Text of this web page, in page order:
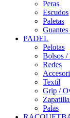
Peras
Escudos
Paletas
Guantes
PADEL
Pelotas
Bolsos /
Redes
Textil
Grip /
Palas